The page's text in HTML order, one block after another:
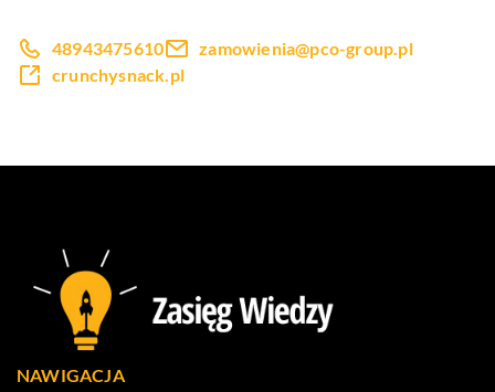
48943475610
zamowienia@pco-group.pl
crunchysnack.pl
NAWIGACJA